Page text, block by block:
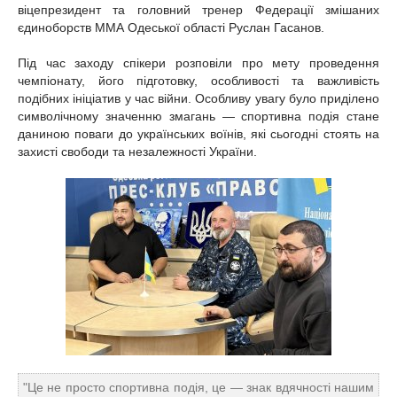
віцепрезидент та головний тренер Федерації змішаних
єдиноборств ММА Одеської області Руслан Гасанов.
Під час заходу спікери розповіли про мету проведення
чемпіонату, його підготовку, особливості та важливість
подібних ініціатив у час війни. Особливу увагу було приділено
символічному значенню змагань — спортивна подія стане
даниною поваги до українських воїнів, які сьогодні стоять на
захисті свободи та незалежності України.
"Це не просто спортивна подія, це — знак вдячності нашим